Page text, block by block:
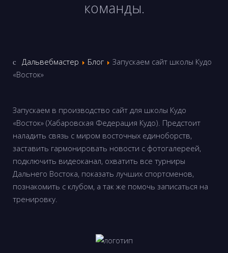
команды.
Дальвебмастер Блог
Запускаем сайт школы Кудо
«Восток»
Запускаем в производство сайт для школы Кудо
«Восток» (Хабаровская Федерация Кудо). Предстоит
наладить связь с миром восточных единоборств,
заставить гармонировать новости с фотогалереей,
подключить видеоканал, охватить все турниры
Дальнего Востока, показать лучших спортсменов,
познакомить с клубом, а так же помочь записаться на
тренировку.